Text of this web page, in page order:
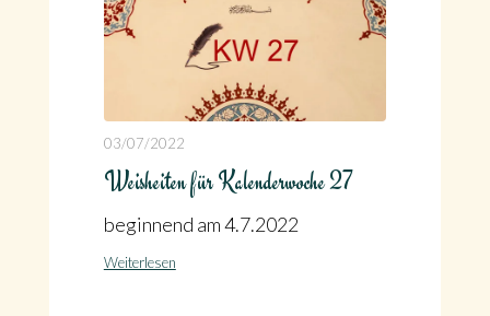
03/07/2022
Weisheiten für Kalenderwoche 27
beginnend am 4.7.2022
Weiterlesen